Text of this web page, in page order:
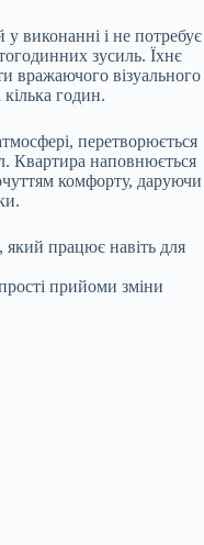
виконанні і не потребує
зусиль. Їхнє
вражаючого візуального
кілька годин.
перетворюється
Квартира наповнюється
комфорту, даруючи
який працює навіть для
прийоми зміни